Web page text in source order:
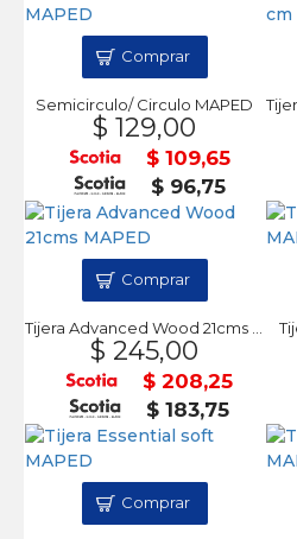
Semicirculo/ Circulo MAPED
$ 129,00
$ 109,65
$ 96,75
Comprar
$ 245,00
$ 208,25
$ 183,75
Comprar
Comprar